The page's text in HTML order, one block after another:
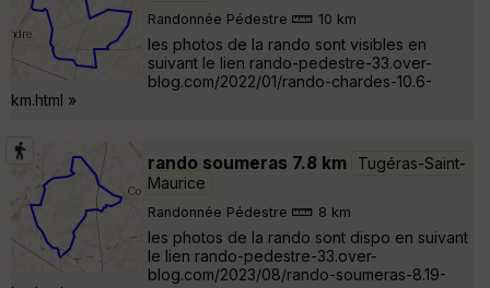
Randonnée Pédestre 10 km
les photos de la rando sont visibles en
suivant le lien rando-pedestre-33.over-
blog.com/2022/01/rando-chardes-10.6-
km.html »
rando soumeras 7.8 km
Tugéras-Saint-
Maurice
Randonnée Pédestre 8 km
les photos de la rando sont dispo en suivant
le lien rando-pedestre-33.over-
blog.com/2023/08/rando-soumeras-8.19-